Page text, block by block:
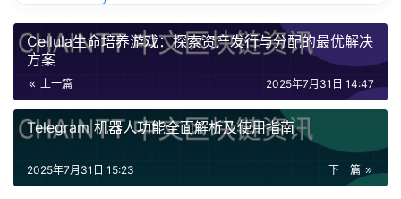
Cellula生命培养游戏：探索资产发行与分配的最优解决
方案
上一篇 2025年7月31日 14:47
Telegram 机器人功能全面解析及使用指南
下一篇
2025年7月31日 15:23